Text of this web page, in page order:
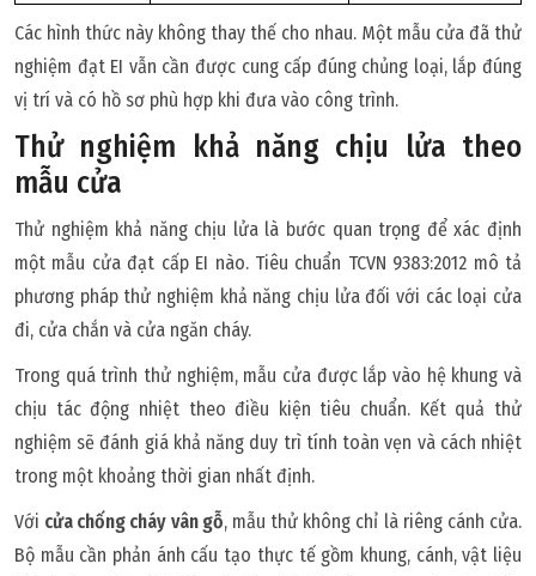
Các hình thức này không thay thế cho nhau. Một mẫu cửa đã thử
nghiệm đạt EI vẫn cần được cung cấp đúng chủng loại, lắp đúng
vị trí và có hồ sơ phù hợp khi đưa vào công trình.
Thử nghiệm khả năng chịu lửa theo
mẫu cửa
Thử nghiệm khả năng chịu lửa là bước quan trọng để xác định
một mẫu cửa đạt cấp EI nào. Tiêu chuẩn TCVN 9383:2012 mô tả
phương pháp thử nghiệm khả năng chịu lửa đối với các loại cửa
đi, cửa chắn và cửa ngăn cháy.
Trong quá trình thử nghiệm, mẫu cửa được lắp vào hệ khung và
chịu tác động nhiệt theo điều kiện tiêu chuẩn. Kết quả thử
nghiệm sẽ đánh giá khả năng duy trì tính toàn vẹn và cách nhiệt
trong một khoảng thời gian nhất định.
Với cửa chống cháy vân gỗ, mẫu thử không chỉ là riêng cánh cửa.
Bộ mẫu cần phản ánh cấu tạo thực tế gồm khung, cánh, vật liệu